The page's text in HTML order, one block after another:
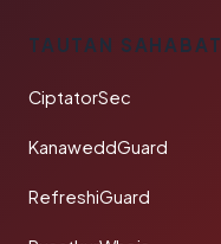
TAUTAN SAHABAT
CiptatorSec
KanaweddGuard
RefreshiGuard